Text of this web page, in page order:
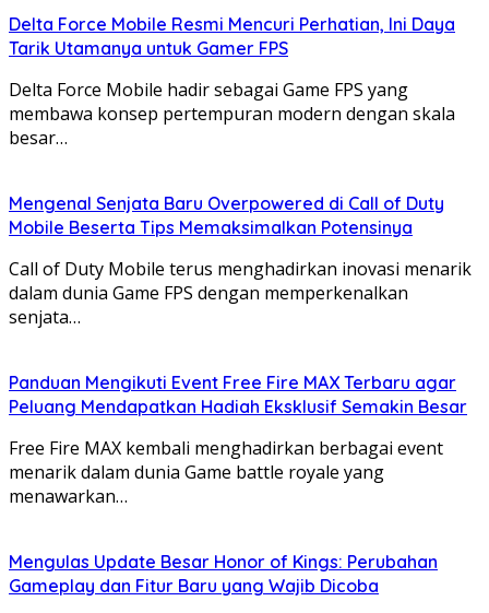
Delta Force Mobile Resmi Mencuri Perhatian, Ini Daya
Tarik Utamanya untuk Gamer FPS
Delta Force Mobile hadir sebagai Game FPS yang
membawa konsep pertempuran modern dengan skala
besar…
Mengenal Senjata Baru Overpowered di Call of Duty
Mobile Beserta Tips Memaksimalkan Potensinya
Call of Duty Mobile terus menghadirkan inovasi menarik
dalam dunia Game FPS dengan memperkenalkan
senjata…
Panduan Mengikuti Event Free Fire MAX Terbaru agar
Peluang Mendapatkan Hadiah Eksklusif Semakin Besar
Free Fire MAX kembali menghadirkan berbagai event
menarik dalam dunia Game battle royale yang
menawarkan…
Mengulas Update Besar Honor of Kings: Perubahan
Gameplay dan Fitur Baru yang Wajib Dicoba